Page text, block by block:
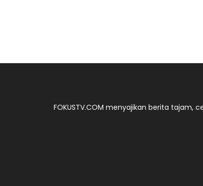
FOKUSTV.COM menyajikan berita tajam,